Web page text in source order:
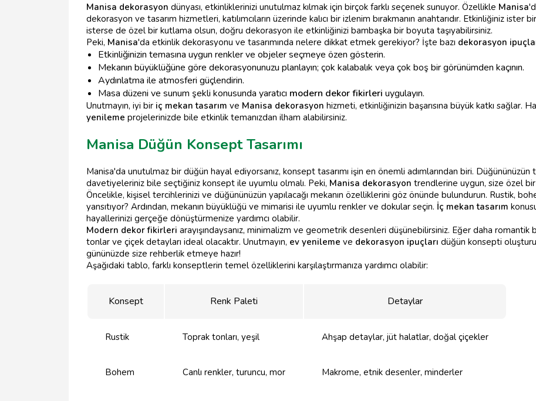
Manisa dekorasyon dünyası, etkinliklerinizi unutulmaz kılmak için birçok farklı seçenek sunuyor. Özellikle Manisa
dekorasyon ve tasarım hizmetleri, katılımcıların üzerinde kalıcı bir izlenim bırakmanın anahtarıdır. Etkinliğiniz ister
isterse de özel bir kutlama olsun, doğru dekorasyon ile etkinliğinizi bambaşka bir boyuta taşıyabilirsiniz.
Peki, Manisa'da etkinlik dekorasyonu ve tasarımında nelere dikkat etmek gerekiyor? İşte bazı dekorasyon
Etkinliğinizin temasına uygun renkler ve objeler seçmeye özen gösterin.
Mekanın büyüklüğüne göre dekorasyonunuzu planlayın; çok kalabalık veya çok boş bir görünümden kaçının.
Aydınlatma ile atmosferi güçlendirin.
Masa düzeni ve sunum şekli konusunda yaratıcı modern dekor fikirleri uygulayın.
Unutmayın, iyi bir iç mekan tasarım ve Manisa dekorasyon hizmeti, etkinliğinizin başarısına büyük katkı sağlar.
yenileme projelerinizde bile etkinlik temanızdan ilham alabilirsiniz.
Manisa Düğün Konsept Tasarımı
Manisa'da unutulmaz bir düğün hayal ediyorsanız, konsept tasarımı işin en önemli adımlarından biri.
davetiyeleriniz bile seçtiğiniz konsept ile uyumlu olmalı. Peki, Manisa dekorasyon trendlerine uygun, size özel
Öncelikle, kişisel tercihlerinizi ve düğününüzün yapılacağı mekanın özelliklerini göz önünde bulundurun. Rustik,
yansıtıyor? Ardından, mekanın büyüklüğü ve mimarisi ile uyumlu renkler ve dokular seçin. İç mekan tasarım
hayallerinizi gerçeğe dönüştürmenize yardımcı olabilir.
Modern dekor fikirleri arayışındaysanız, minimalizm ve geometrik desenleri düşünebilirsiniz. Eğer daha
tonlar ve çiçek detayları ideal olacaktır. Unutmayın, ev yenileme ve dekorasyon ipuçları düğün konsepti
gününüzde size rehberlik etmeye hazır!
Aşağıdaki tablo, farklı konseptlerin temel özelliklerini karşılaştırmanıza yardımcı olabilir:
Konsept Renk Paleti Detaylar
Rustik Toprak tonları, yeşil Ahşap detaylar, jüt halatlar, doğal çiçekler
Bohem Canlı renkler, turuncu, mor Makrome, etnik desenler, minderler